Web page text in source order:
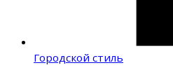
Городской стиль